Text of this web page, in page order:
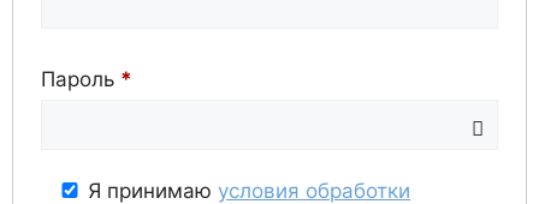
Пароль *
Я принимаю условия обработки